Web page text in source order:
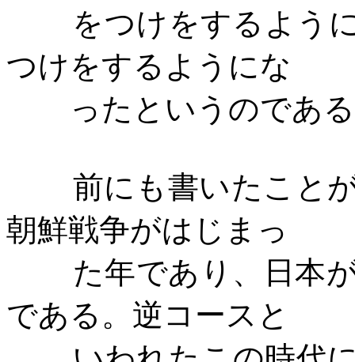
をつけをするよう
つけをするようにな
ったというのであ
前にも書いたこと
朝鮮戦争がはじまっ
た年であり、日本
である。逆コースと